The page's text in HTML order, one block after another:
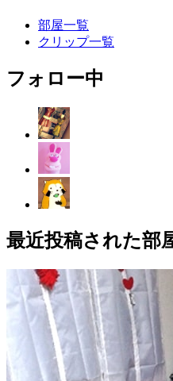
部屋一覧
クリップ一覧
フォロー中
最近投稿された部